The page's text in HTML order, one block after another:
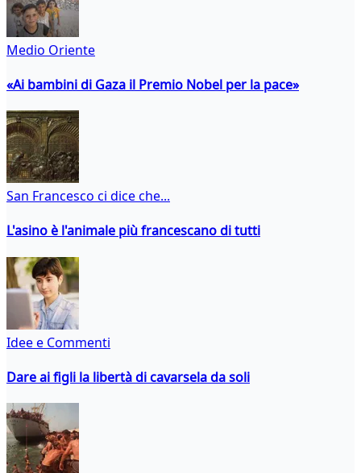
Medio Oriente
«Ai bambini di Gaza il Premio Nobel per la pace»
San Francesco ci dice che...
L'asino è l'animale più francescano di tutti
Idee e Commenti
Dare ai figli la libertà di cavarsela da soli